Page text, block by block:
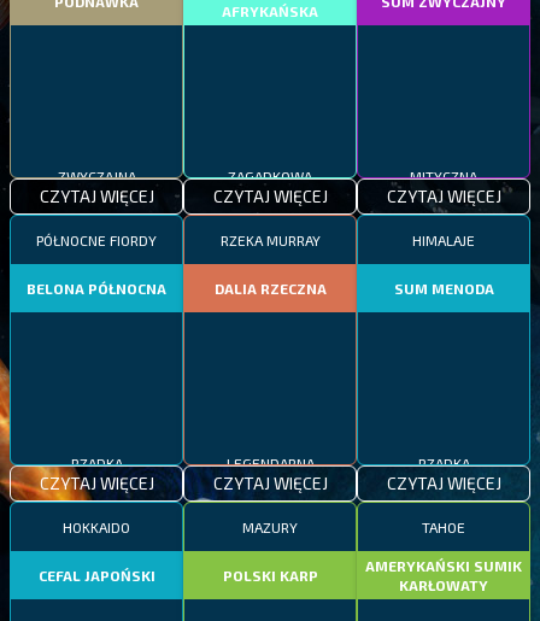
ZWYCZAJNA
CZYTAJ WIĘCEJ
AFRYKAŃSKA
ZAGADKOWA
CZYTAJ WIĘCEJ
MITYCZNA
CZYTAJ WIĘCEJ
PÓŁNOCNE FIORDY
BELONA PÓŁNOCNA
RZADKA
CZYTAJ WIĘCEJ
RZEKA MURRAY
DALIA RZECZNA
LEGENDARNA
CZYTAJ WIĘCEJ
HIMALAJE
SUM MENODA
RZADKA
CZYTAJ WIĘCEJ
HOKKAIDO
CEFAL JAPOŃSKI
MAZURY
POLSKI KARP
TAHOE
AMERYKAŃSKI SUMIK
KARŁOWATY